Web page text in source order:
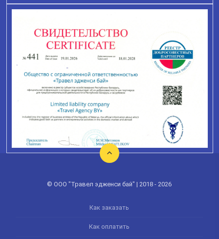
© ООО "Травел эдженси бай" | 2018 - 2026
Как заказать
Как оплатить